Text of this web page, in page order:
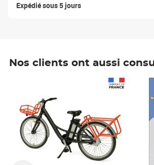
Expédié sous 5 jours
Nos clients ont aussi
Prix